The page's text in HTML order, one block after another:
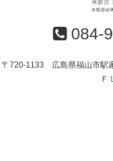
084-
〒720-1133 広島県福山市駅
Ｆ